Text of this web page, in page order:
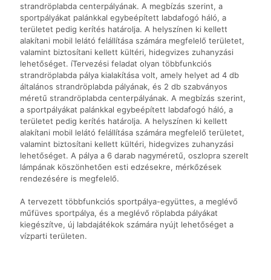
strandröplabda centerpályának. A megbízás szerint, a
sportpályákat palánkkal egybeépített labdafogó háló, a
területet pedig kerítés határolja. A helyszínen ki kellett
alakítani mobil lelátó felállítása számára megfelelő területet,
valamint biztosítani kellett kültéri, hidegvizes zuhanyzási
lehetőséget. íTervezési feladat olyan többfunkciós
strandröplabda pálya kialakítása volt, amely helyet ad 4 db
általános strandröplabda pályának, és 2 db szabványos
méretű strandröplabda centerpályának. A megbízás szerint,
a sportpályákat palánkkal egybeépített labdafogó háló, a
területet pedig kerítés határolja. A helyszínen ki kellett
alakítani mobil lelátó felállítása számára megfelelő területet,
valamint biztosítani kellett kültéri, hidegvizes zuhanyzási
lehetőséget. A pálya a 6 darab nagyméretű, oszlopra szerelt
lámpának köszönhetően esti edzésekre, mérkőzések
rendezésére is megfelelő.
A tervezett többfunkciós sportpálya-együttes, a meglévő
műfüves sportpálya, és a meglévő röplabda pályákat
kiegészítve, új labdajátékok számára nyújt lehetőséget a
vízparti területen.